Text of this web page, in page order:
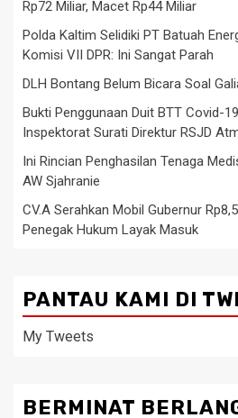
Rp72 Miliar, Macet Rp44 Miliar
Polda Kaltim Selidiki PT Batuah
Komisi VII DPR: Ini Sangat Parah
DLH Bontang Belum Bicara Soal
Bukti Penggunaan Duit BTT Covid-
Inspektorat Surati Direktur RSJD
Ini Rincian Penghasilan Tenaga
AW Sjahranie
CV.A Serahkan Mobil Gubernur
Penegak Hukum Layak Masuk
PANTAU KAMI DI
My Tweets
BERMINAT